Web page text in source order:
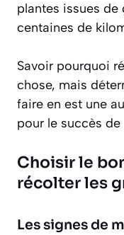
plantes issues
centaines de
Savoir pourquoi
chose, mais
faire en est une
pour le succès de
Choisir le
récolter les
Les signes de